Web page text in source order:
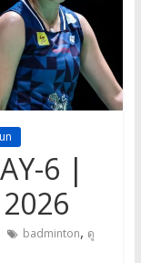
6 |
badminton, ดู